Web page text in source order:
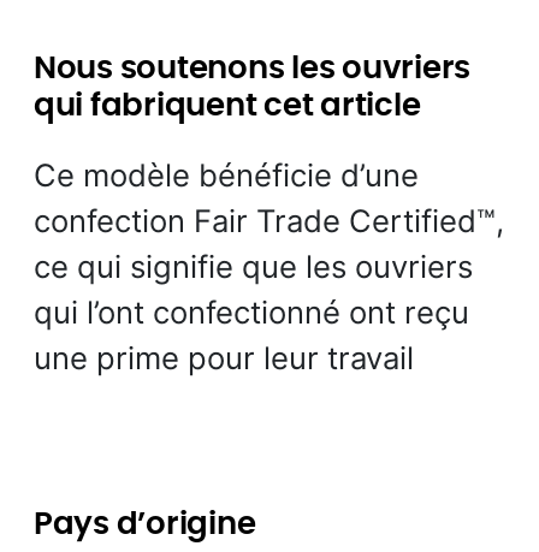
Nous soutenons les ouvriers
qui fabriquent cet article
Ce modèle bénéficie d’une
confection Fair Trade Certified™,
ce qui signifie que les ouvriers
qui l’ont confectionné ont reçu
une prime pour leur travail
Pays d’origine